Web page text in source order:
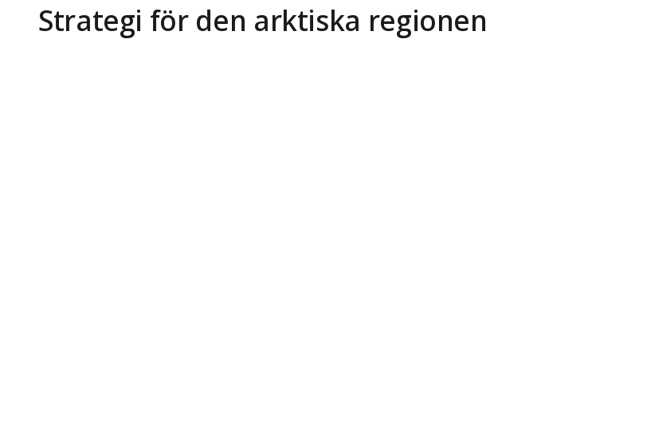
Strategi för den arktiska regionen